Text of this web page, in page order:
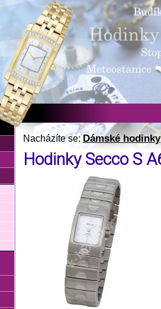
Nacházíte se:Dámské hodinky
Hodinky Secco S